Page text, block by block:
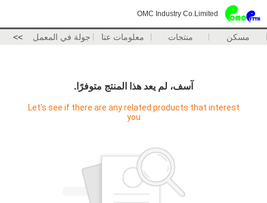
OMC Industry Co.Limited
مسكن منتجات معلومات عنا جولة في المعمل >>
آسف، لم يعد هذا المنتج متوفرًا.
Let's see if there are any related products that interest
you